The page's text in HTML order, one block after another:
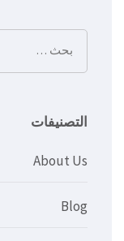
البحث
عن:
التصنيفات
About Us
Blog